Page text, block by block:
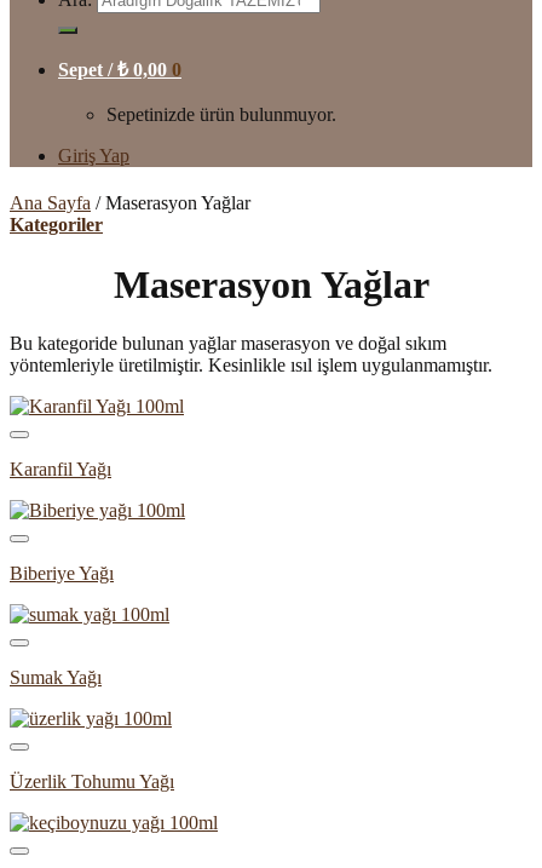
Sepet /₺0,00 0
Sepetinizde ürün bulunmuyor.
Giriş Yap
Ana Sayfa /Maserasyon Yağlar
Kategoriler
Maserasyon Yağlar
Bu kategoride bulunan yağlar maserasyon ve doğal sıkım
yöntemleriyle üretilmiştir. Kesinlikle ısıl işlem uygulanmamıştır.
Karanfil Yağı
Biberiye Yağı
Sumak Yağı
Üzerlik Tohumu Yağı